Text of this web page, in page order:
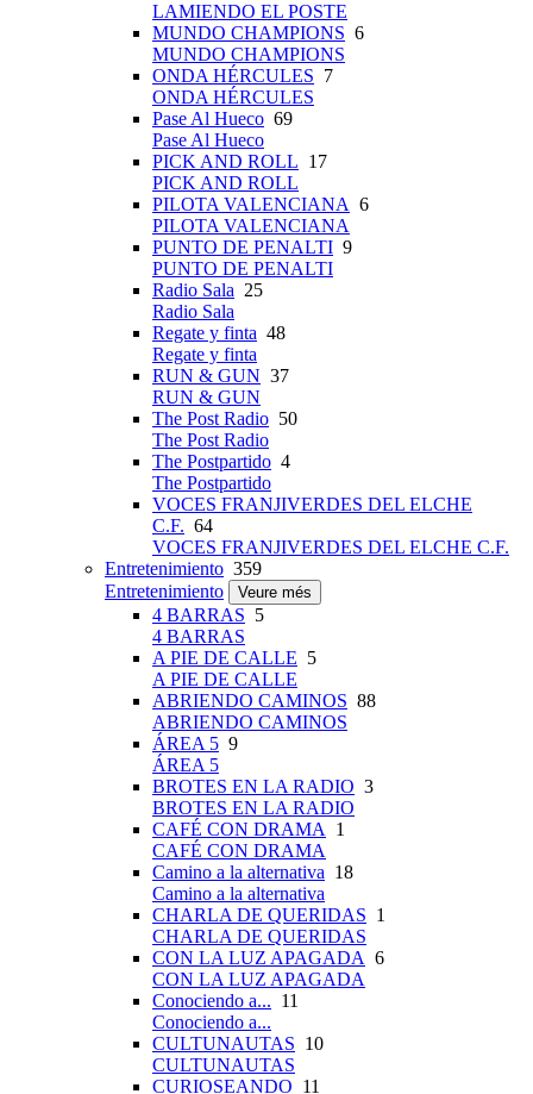
LAMIENDO EL POSTE
MUNDO CHAMPIONS 6
MUNDO CHAMPIONS
ONDA HÉRCULES 7
ONDA HÉRCULES
Pase Al Hueco 69
Pase Al Hueco
PICK AND ROLL 17
PICK AND ROLL
PILOTA VALENCIANA 6
PILOTA VALENCIANA
PUNTO DE PENALTI 9
PUNTO DE PENALTI
Radio Sala 25
Radio Sala
Regate y finta 48
Regate y finta
RUN & GUN 37
RUN & GUN
The Post Radio 50
The Post Radio
The Postpartido 4
The Postpartido
VOCES FRANJIVERDES DEL ELCHE
C.F. 64
VOCES FRANJIVERDES DEL ELCHE C.F.
Entretenimiento 359
Entretenimiento
Veure més
4 BARRAS 5
4 BARRAS
A PIE DE CALLE 5
A PIE DE CALLE
ABRIENDO CAMINOS 88
ABRIENDO CAMINOS
ÁREA 5 9
ÁREA 5
BROTES EN LA RADIO 3
BROTES EN LA RADIO
CAFÉ CON DRAMA
1
CAFÉ CON DRAMA
Camino a la alternativa 18
Camino a la alternativa
CHARLA DE QUERIDAS 1
CHARLA DE QUERIDAS
CON LA LUZ APAGADA 6
CON LA LUZ APAGADA
Conociendo a... 11
Conociendo a...
CULTUNAUTAS 10
CULTUNAUTAS
CURIOSEANDO 11